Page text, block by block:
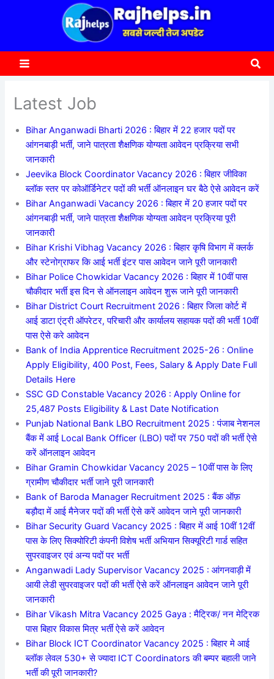
Latest Job
Bihar Anganwadi Bharti 2026 : बिहार में 22 हजार पदों पर
आंगनबाड़ी भर्ती, जाने पात्रता शैक्षणिक योग्यता आवेदन प्रक्रिया सभी
जानकारी
Jeevika Block Coordinator Vacancy 2026 : बिहार जीविका
ब्लॉक स्तर पर कोऑर्डिनेटर पदों की भर्ती ऑनलाइन घर बैठे ऐसे आवेदन करें
Bihar Anganwadi Vacancy 2026 : बिहार में 20 हजार पदों पर
आंगनबाड़ी भर्ती, जाने पात्रता शैक्षणिक योग्यता आवेदन प्रक्रिया पूरी
जानकारी
Bihar Krishi Vibhag Vacancy 2026 : बिहार कृषि विभाग में क्लर्क
और स्टेनोग्राफर कि आई भर्ती इंटर पास आवेदन जाने पूरी जानकारी
Bihar Police Chowkidar Vacancy 2026 : बिहार में 10वीं पास
चौकीदार भर्ती इस दिन से ऑनलाइन आवेदन शुरू जाने पूरी जानकारी
Bihar District Court Recruitment 2026 : बिहार जिला कोर्ट में
आई डाटा एंट्री ऑपरेटर, परिचारी और कार्यालय सहायक पदों की भर्ती 10वीं
पास ऐसे करे आवेदन
Bank of India Apprentice Recruitment 2025-26 : Online
Apply Eligibility, 400 Post, Fees, Salary & Apply Date Full
Details Here
SSC GD Constable Vacancy 2026 : Apply Online for
25,487 Posts Eligibility & Last Date Notification
Punjab National Bank LBO Recruitment 2025 : पंजाब नेशनल
बैंक में आई Local Bank Officer (LBO) पदों पर 750 पदों की भर्ती ऐसे
करें ऑनलाइन आवेदन
Bihar Gramin Chowkidar Vacancy 2025 – 10वीं पास के लिए
ग्रामीण चौकीदार भर्ती जाने पूरी जानकारी
Bank of Baroda Manager Recruitment 2025 : बैंक ऑफ़
बड़ौदा में आई मैनेजर पदों की भर्ती ऐसे करें आवेदन जाने पूरी जानकारी
Bihar Security Guard Vacancy 2025 : बिहार में आई 10वीं 12वीं
पास के लिए सिक्योरिटी कंपनी विशेष भर्ती अभियान सिक्यूरिटी गार्ड सहित
सुपरवाइजर एवं अन्य पदों पर भर्ती
Anganwadi Lady Supervisor Vacancy 2025 : आंगनवाड़ी में
आयी लेडी सुपरवाइजर पदों की भर्ती ऐसे करें ऑनलाइन आवेदन जाने पूरी
जानकारी
Bihar Vikash Mitra Vacancy 2025 Gaya : मैट्रिक/ नन मेट्रिक
पास बिहार विकास मित्र भर्ती ऐसे करें आवेदन
Bihar Block ICT Coordinator Vacancy 2025 : बिहार मे आई
ब्लॉक लेवल 530+ से ज्यादा ICT Coordinators की बम्पर बहाली जाने
भर्ती की पूरी जानकारी?
c